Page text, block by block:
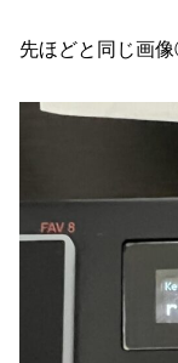
先ほどと同じ画